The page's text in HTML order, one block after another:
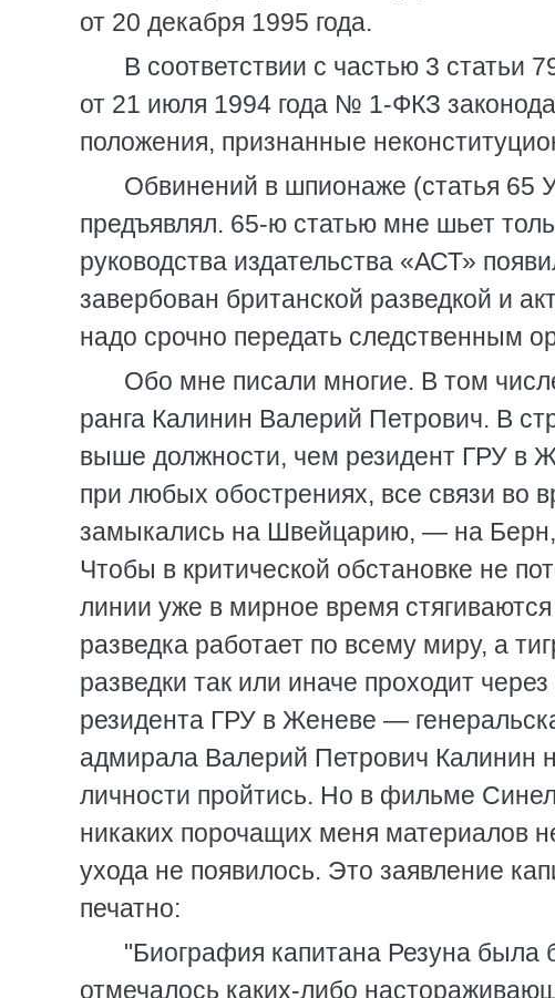
от 20 декабря 1995 года.
В соответствии с частью 3 статьи
от 21 июля 1994 года № 1-ФКЗ
положения, признанные
Обвинений в шпионаже (статья 65
предъявлял. 65-ю статью мне шьет
руководства издательства «АСТ»
завербован британской разведкой и
надо срочно передать следственным
Обо мне писали многие. В том
ранга Калинин Валерий Петрович. В
выше должности, чем резидент ГРУ в
при любых обострениях, все связи во
замыкались на Швейцарию, — на
Чтобы в критической обстановке не
линии уже в мирное время
разведка работает по всему миру, а
разведки так или иначе проходит
резидента ГРУ в Женеве —
адмирала Валерий Петрович Калинин
личности пройтись. Но в фильме
никаких порочащих меня материалов
ухода не появилось. Это заявление
печатно:
"Биография капитана Резуна была
отмечалось каких-либо